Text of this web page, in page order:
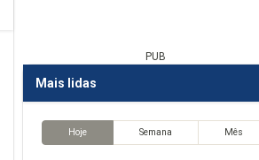
PUB
Mais lidas
Hoje Semana Mês